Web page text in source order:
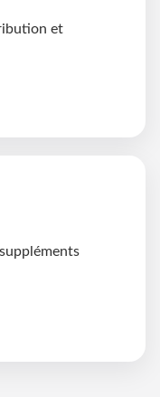
et